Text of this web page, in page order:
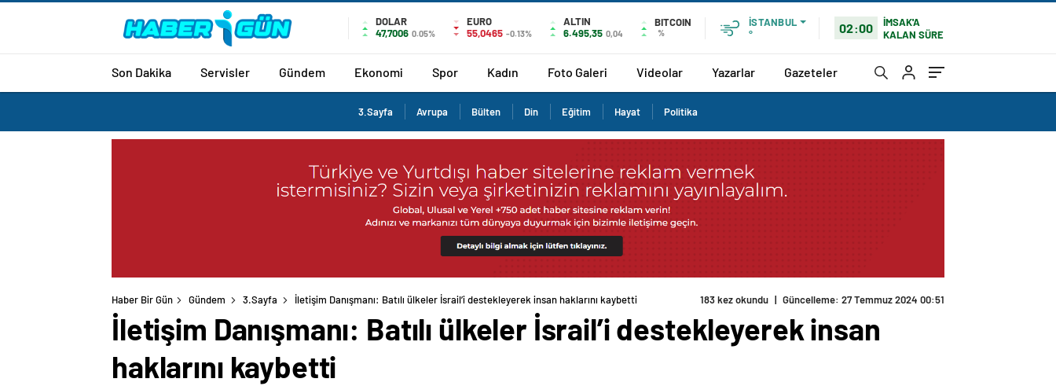
DOLAR
47,7006 0.05%
EURO
55,0465 -0.13%
ALTIN
6.495,35 0,04
BITCOIN
%
İSTANBUL
°
02:00
İMSAK'A
KALAN SÜRE
Son Dakika Servisler Gündem Ekonomi Spor Kadın Foto Galeri Videolar Yazarlar Gazeteler
3.Sayfa Avrupa Bülten Din Eğitim Hayat Politika
Haber Bir Gün Gündem 3.Sayfa İletişim Danışmanı: Batılı ülkeler İsrail’i destekleyerek insan haklarını kaybetti
İletişim Danışmanı: Batılı ülkeler İsrail’i destekleyerek insan
haklarını kaybetti